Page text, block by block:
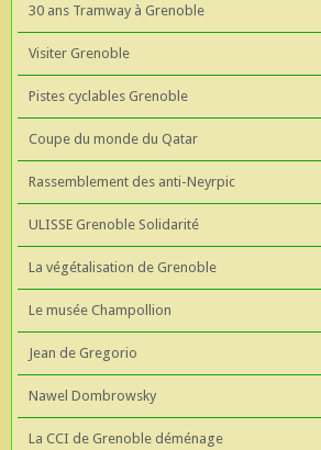
30 ans Tramway à Grenoble
Visiter Grenoble
Pistes cyclables Grenoble
Coupe du monde du Qatar
Rassemblement des anti-Neyrpic
ULISSE Grenoble Solidarité
La végétalisation de Grenoble
Le musée Champollion
Jean de Gregorio
Nawel Dombrowsky
La CCI de Grenoble déménage